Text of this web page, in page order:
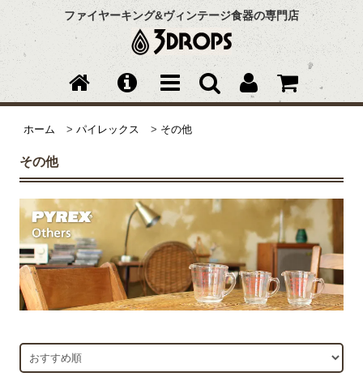
ファイヤーキング&ヴィンテージ食器の専門店
ホーム >パイレックス > その他
その他